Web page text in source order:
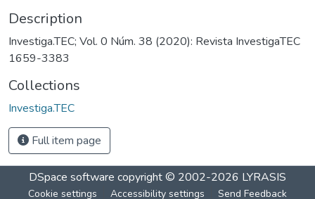
Description
Investiga.TEC; Vol. 0 Núm. 38 (2020): Revista InvestigaTEC
1659-3383
Collections
Investiga.TEC
Full item page
DSpace software copyright © 2002-2026 LYRASIS
Cookie settings Accessibility settings Send Feedback